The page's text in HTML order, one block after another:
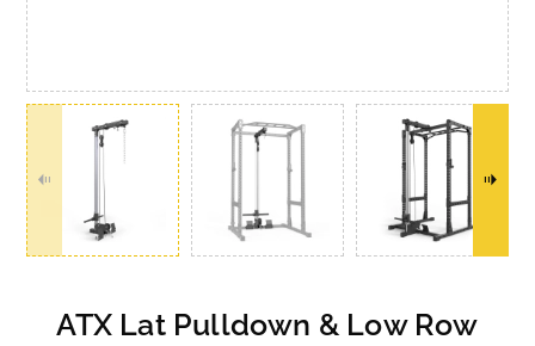
ATX Lat Pulldown & Low Row